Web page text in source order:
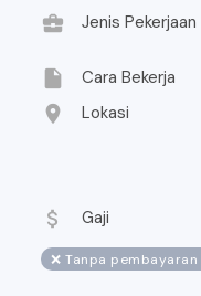
business_center
Jenis Pekerjaan
insert_drive_file Cara Bekerja
location_on Lokasi
attach_money Gaji
❌ Tanpa